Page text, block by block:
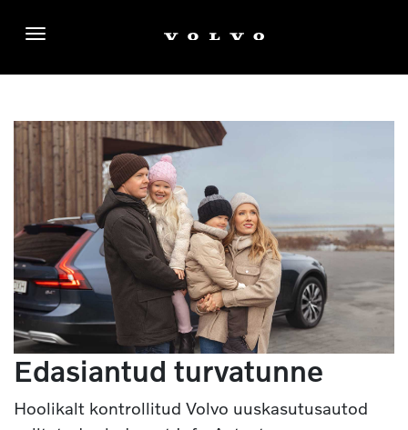
Edasiantud turvatunne
Hoolikalt kontrollitud Volvo uuskasutusautod